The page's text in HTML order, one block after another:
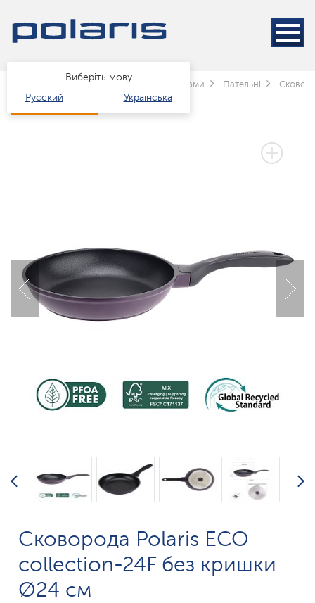
Виберіть мову
Русский
Українська
Каталог Посуд за типами Пательні
3 РОКИ ГАРАНТІЇ
Сковорода Polaris ECO
collection-24F без кришки
Ø24 см